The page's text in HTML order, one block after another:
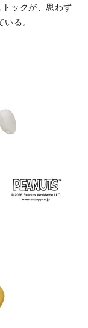
ックが、思わず
る。